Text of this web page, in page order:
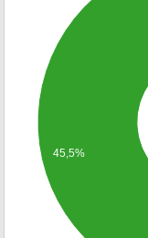
45,5%